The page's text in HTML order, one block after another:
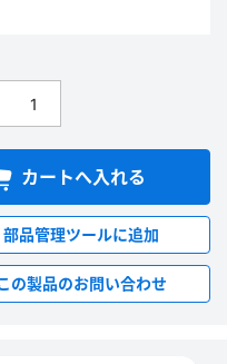
カートへ入れる
部品管理ツールに追加
の製品のお問い合わせ